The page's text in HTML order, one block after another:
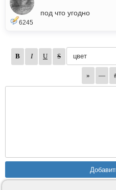
6245
под что угодно